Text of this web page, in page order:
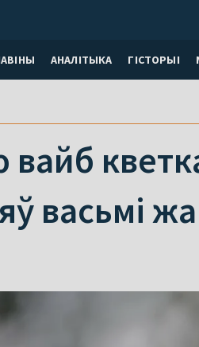
АНАЛІТЫКА ГІСТОРЫІ
васьмі